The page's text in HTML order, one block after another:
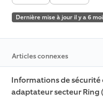
Dernière mise à jour il y a 6
Articles connexes
Informations de
adaptateur secteur Ring